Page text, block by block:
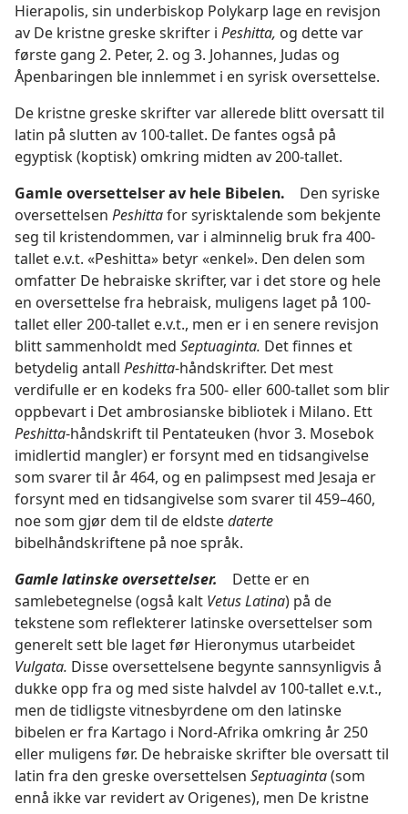
Hierapolis, sin underbiskop Polykarp lage en revisjon
av De kristne greske skrifter i Peshitta, og dette var
første gang 2. Peter, 2. og 3. Johannes, Judas og
Åpenbaringen ble innlemmet i en syrisk oversettelse.
De kristne greske skrifter var allerede blitt oversatt til
latin på slutten av 100-tallet. De fantes også på
egyptisk (koptisk) omkring midten av 200-tallet.
Gamle oversettelser av hele Bibelen. Den syriske
oversettelsen Peshittafor syrisktalende som bekjente
seg til kristendommen, var i alminnelig bruk fra 400-
tallet e.v.t. «Peshitta» betyr «enkel». Den delen som
omfatter De hebraiske skrifter, var i det store og hele
en oversettelse fra hebraisk, muligens laget på 100-
tallet eller 200-tallet e.v.t., men er i en senere revisjon
blitt sammenholdt med Septuaginta. Det finnes et
betydelig antall Peshitta-håndskrifter. Det mest
verdifulle er en kodeks fra 500- eller 600-tallet som blir
oppbevart i Det ambrosianske bibliotek i Milano. Ett
Peshitta-håndskrift til Pentateuken (hvor 3. Mosebok
imidlertid mangler) er forsynt med en tidsangivelse
som svarer til år 464, og en palimpsest med Jesaja er
forsynt med en tidsangivelse som svarer til 459–460,
noe som gjør dem til de eldstedaterte
bibelhåndskriftene på noe språk.
Gamle latinske oversettelser. Dette er en
samlebetegnelse (også kalt Vetus Latina) på de
tekstene som reflekterer latinske oversettelser som
generelt sett ble laget før Hieronymus utarbeidet
Vulgata. Disse oversettelsene begynte sannsynligvis å
dukke opp fra og med siste halvdel av 100-tallet e.v.t.,
men de tidligste vitnesbyrdene om den latinske
bibelen er fra Kartago i Nord-Afrika omkring år 250
eller muligens før. De hebraiske skrifter ble oversatt til
latin fra den greske oversettelsen Septuaginta(som
ennå ikke var revidert av Origenes), men De kristne